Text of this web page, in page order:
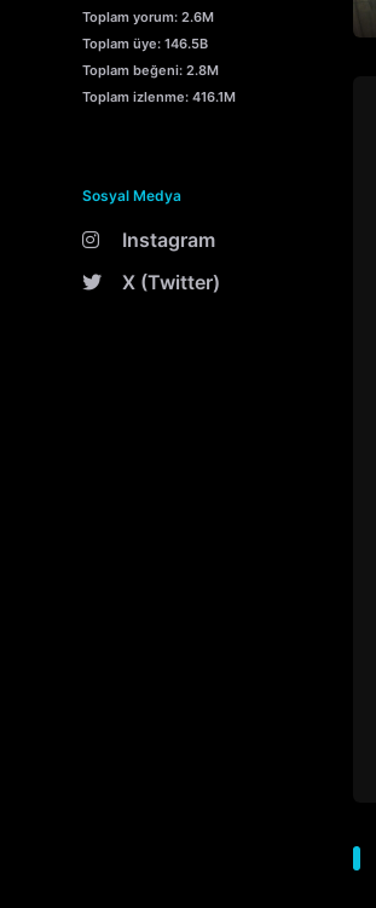
Toplam yorum: 2.6M
Toplam üye: 146.5B
Toplam beğeni: 2.8M
Toplam izlenme: 416.1M
Sosyal Medya
Instagram
X (Twitter)